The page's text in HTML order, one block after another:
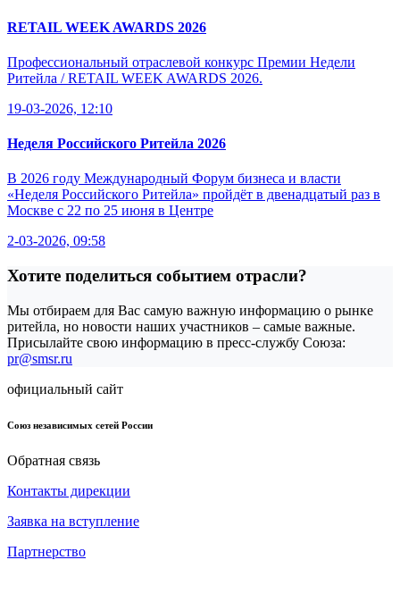
RETAIL WEEK AWARDS 2026
Профессиональный отраслевой конкурс Премии Недели
Ритейла / RETAIL WEEK AWARDS 2026.
19-03-2026, 12:10
Неделя Российского Ритейла 2026
В 2026 году Международный Форум бизнеса и власти
«Неделя Российского Ритейла» пройдёт в двенадцатый раз в
Москве с 22 по 25 июня в Центре
2-03-2026, 09:58
Хотите поделиться событием отрасли?
Мы отбираем для Вас самую важную информацию о рынке
ритейла, но новости наших участников – самые важные.
Присылайте свою информацию в пресс-службу Союза:
pr@smsr.ru
официальный сайт
Союз независимых сетей России
Обратная связь
Контакты дирекции
Заявка на вступление
Партнерство